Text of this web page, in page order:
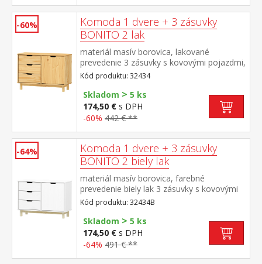
-60%
Komoda 1 dvere + 3 zásuvky
BONITO 2 lak
materiál masív borovica, lakované
prevedenie 3 zásuvky s kovovými pojazdmi,
1 dvierka, 1 polica
Kód produktu: 32434
Skladom > 5 ks
174,50 € s DPH
-60% 442 € **
-64%
Komoda 1 dvere + 3 zásuvky
BONITO 2 biely lak
materiál masív borovica, farebné
prevedenie biely lak 3 zásuvky s kovovými
pojazdmi, 1 dvierka, 1 polica
Kód produktu: 32434B
Skladom > 5 ks
174,50 € s DPH
-64% 491 € **